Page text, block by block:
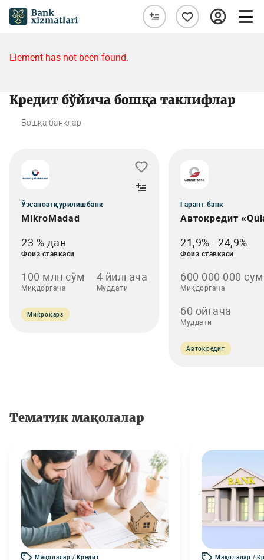
Element has not been found.
Кредит бўйича бошқа таклифлар
Бошқа банклар
Ўзсаноатқурилишбанк
MikroMadad
23 % дан
Фоиз ставкаси
100 млн сўм
Миқдоргача
4 йилгача
Муддати
Микроқарз
Гарант банк
Автокредит
21,9% - 24,9%
Фоиз ставкаси
600 000 000 сум
Миқдоргача
60 ойгача
Муддати
Автокредит
Тематик мақолалар
Мақолалар / Кредит Мақолалар /